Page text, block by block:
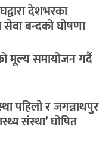
देशभरका
बन्दको घोषणा
मूल्य समायोजन गर्दै
पहिलो र जगन्नाथपुर
संस्था’ घोषित